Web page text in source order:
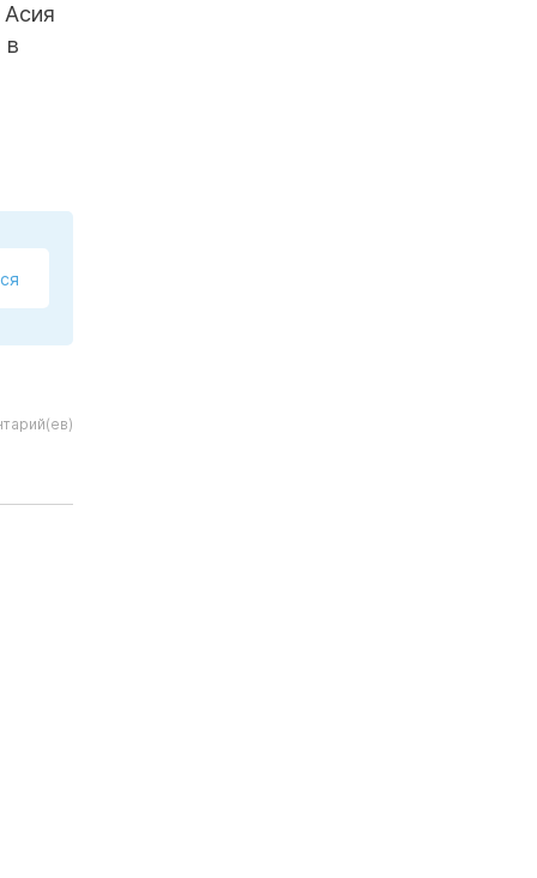
в